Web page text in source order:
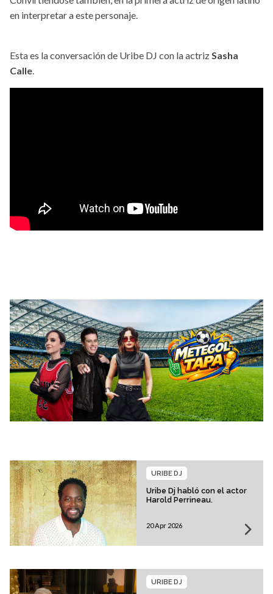
en interpretar a este personaje.
Esta es la conversación de Uribe DJ con la actrizSasha
Calle.
Uribe Dj habló con el actor
Harold Perrineau.
URIBE DJ
20 Apr 2026
URIBE DJ